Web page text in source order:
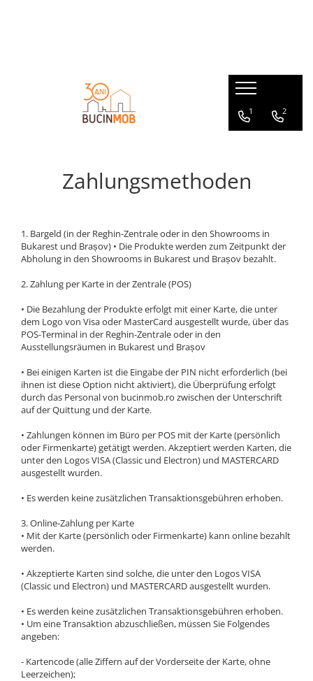
Holzläden aus Massivholz
Wohnzimmerbänke
Kommoden - Sideboards
Wohnzimmerstühle
1 2
Zahlungsmethoden
1. Bargeld (in der Reghin-Zentrale oder in den Showrooms in
Bukarest und Brașov) • Die Produkte werden zum Zeitpunkt der
Abholung in den Showrooms in Bukarest und Brașov bezahlt.
2. Zahlung per Karte in der Zentrale (POS)
• Die Bezahlung der Produkte erfolgt mit einer Karte, die unter
dem Logo von Visa oder MasterCard ausgestellt wurde, über das
POS-Terminal in der Reghin-Zentrale oder in den
Ausstellungsräumen in Bukarest und Brașov
• Bei einigen Karten ist die Eingabe der PIN nicht erforderlich (bei
ihnen ist diese Option nicht aktiviert), die Überprüfung erfolgt
durch das Personal von bucinmob.ro zwischen der Unterschrift
auf der Quittung und der Karte.
• Zahlungen können im Büro per POS mit der Karte (persönlich
oder Firmenkarte) getätigt werden. Akzeptiert werden Karten, die
unter den Logos VISA (Classic und Electron) und MASTERCARD
ausgestellt wurden.
• Es werden keine zusätzlichen Transaktionsgebühren erhoben.
3. Online-Zahlung per Karte
• Mit der Karte (persönlich oder Firmenkarte) kann online bezahlt
werden.
• Akzeptierte Karten sind solche, die unter den Logos VISA
(Classic und Electron) und MASTERCARD ausgestellt wurden.
• Es werden keine zusätzlichen Transaktionsgebühren erhoben.
• Um eine Transaktion abzuschließen, müssen Sie Folgendes
angeben:
- Kartencode (alle Ziffern auf der Vorderseite der Karte, ohne
Leerzeichen);